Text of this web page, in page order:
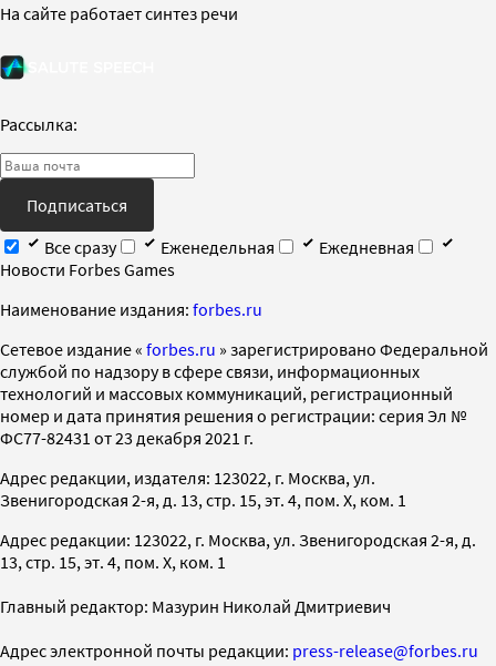
На сайте работает синтез речи
Рассылка:
Подписаться
Все сразу
Еженедельная
Ежедневная
Новости Forbes Games
Наименование издания: forbes.ru
Cетевое издание « forbes.ru » зарегистрировано Федеральной
службой по надзору в сфере связи, информационных
технологий и массовых коммуникаций, регистрационный
номер и дата принятия решения о регистрации: серия Эл №
ФС77-82431 от 23 декабря 2021 г.
Адрес редакции, издателя: 123022, г. Москва, ул.
Звенигородская 2-я, д. 13, стр. 15, эт. 4, пом. X, ком. 1
Адрес редакции: 123022, г. Москва, ул. Звенигородская 2-я, д.
13, стр. 15, эт. 4, пом. X, ком. 1
Главный редактор: Мазурин Николай Дмитриевич
Адрес электронной почты редакции: press-release@forbes.ru